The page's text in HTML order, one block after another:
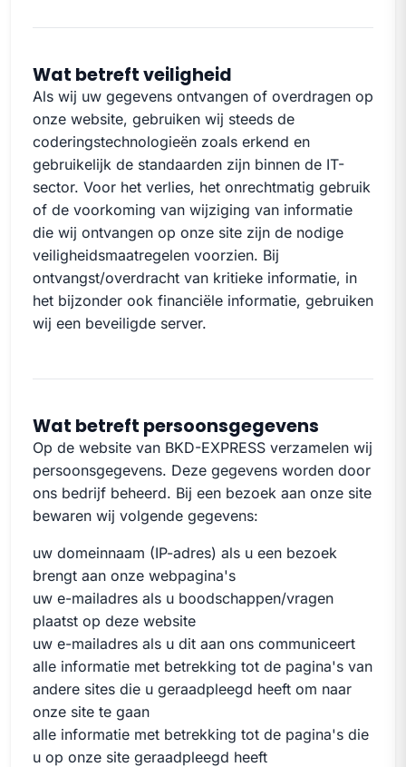
Wat betreft veiligheid
Als wij uw gegevens ontvangen of overdragen op
onze website, gebruiken wij steeds de
coderingstechnologieën zoals erkend en
gebruikelijk de standaarden zijn binnen de IT-
sector. Voor het verlies, het onrechtmatig gebruik
of de voorkoming van wijziging van informatie
die wij ontvangen op onze site zijn de nodige
veiligheidsmaatregelen voorzien. Bij
ontvangst/overdracht van kritieke informatie, in
het bijzonder ook financiële informatie, gebruiken
wij een beveiligde server.
Wat betreft persoonsgegevens
Op de website van BKD-EXPRESS verzamelen wij
persoonsgegevens. Deze gegevens worden door
ons bedrijf beheerd. Bij een bezoek aan onze site
bewaren wij volgende gegevens:
uw domeinnaam (IP-adres) als u een bezoek
brengt aan onze webpagina's
uw e-mailadres als u boodschappen/vragen
plaatst op deze website
uw e-mailadres als u dit aan ons communiceert
alle informatie met betrekking tot de pagina's van
andere sites die u geraadpleegd heeft om naar
onze site te gaan
alle informatie met betrekking tot de pagina's die
u op onze site geraadpleegd heeft